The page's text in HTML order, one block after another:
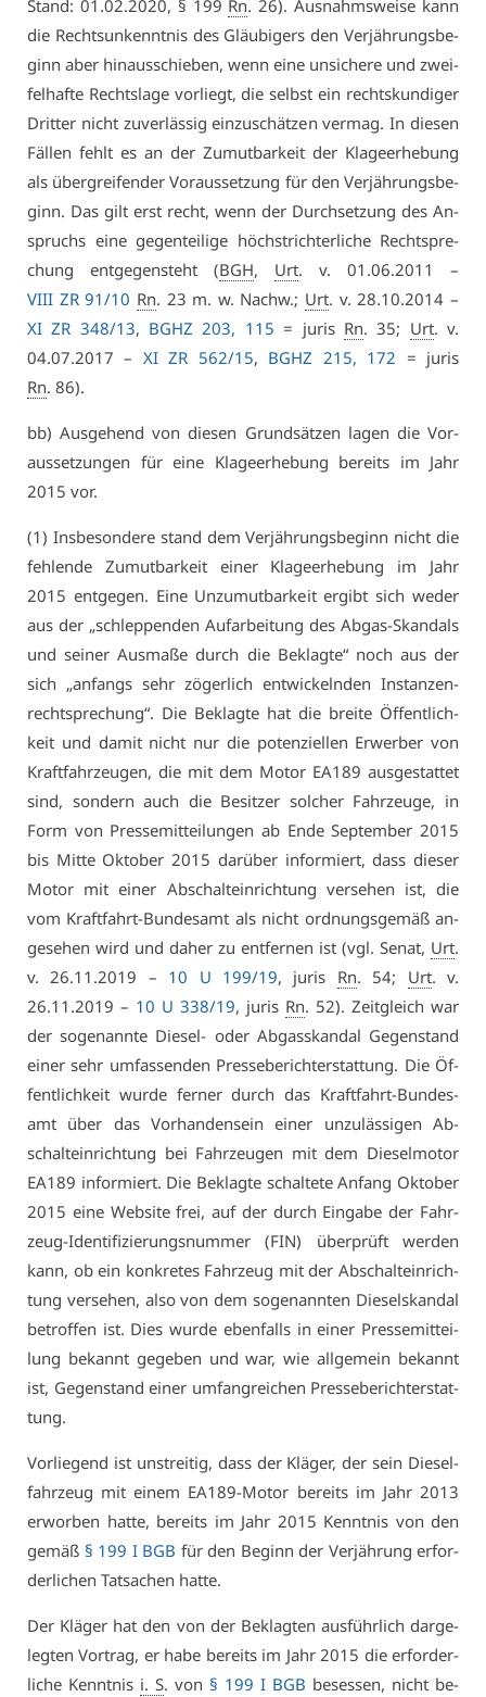
Stand: 01.02.2020, § 199 Rn. 26). Aus­nahms­wei­se kann
die Rechtsun­kennt­nis des Gläu­bi­gers den Ver­jäh­rungs­be­
ginn aber hin­aus­schie­ben, wenn ei­ne un­si­che­re und zwei­
fel­haf­te Rechts­la­ge vor­liegt, die selbst ein rechts­kun­di­ger
Drit­ter nicht zu­ver­läs­sig ein­zu­schät­zen ver­mag. In die­sen
Fäl­len fehlt es an der Zu­mut­bar­keit der Kla­ge­er­he­bung
als über­grei­fen­der Vor­aus­set­zung für den Ver­jäh­rungs­be­
ginn. Das gilt erst recht, wenn der Durch­set­zung des An­
spruchs ei­ne ge­gen­tei­li­ge höchst­rich­ter­li­che Recht­spre­
chung ent­ge­gen­steht (BGH, Urt. v. 01.06.2011 –
VI­II ZR 91/10 Rn. 23 m. w. Nachw.; Urt. v. 28.10.2014 –
XI ZR 348/13, BGHZ 203, 115 = ju­ris Rn. 35; Urt. v.
04.07.2017 – XI ZR 562/15, BGHZ 215, 172 = ju­ris
Rn. 86).
bb) Aus­ge­hend von die­sen Grund­sät­zen la­gen die Vor­
aus­set­zun­gen für ei­ne Kla­ge­er­he­bung be­reits im Jahr
2015 vor.
(1) Ins­be­son­de­re stand dem Ver­jäh­rungs­be­ginn nicht die
feh­len­de Zu­mut­bar­keit ei­ner Kla­ge­er­he­bung im Jahr
2015 ent­ge­gen. Ei­ne Un­zu­mut­bar­keit er­gibt sich we­der
aus der „schlep­pen­den Auf­ar­bei­tung des Ab­gas-Skan­dals
und sei­ner Aus­ma­ße durch die Be­klag­te“ noch aus der
sich „an­fangs sehr zö­ger­lich ent­wi­ckeln­den In­stan­zen­
recht­spre­chung“. Die Be­klag­te hat die brei­te Öf­fent­lich­
keit und da­mit nicht nur die po­ten­zi­el­len Er­wer­ber von
Kraft­fahr­zeu­gen, die mit dem Mo­tor EA189 aus­ge­stat­tet
sind, son­dern auch die Be­sit­zer sol­cher Fahr­zeu­ge, in
Form von Pres­se­mit­tei­lun­gen ab En­de Sep­tem­ber 2015
bis Mit­te Ok­to­ber 2015 dar­über in­for­miert, dass die­ser
Mo­tor mit ei­ner Ab­schalt­ein­rich­tung ver­se­hen ist, die
vom Kraft­fahrt-Bun­des­amt als nicht ord­nungs­ge­mäß an­
ge­se­hen wird und da­her zu ent­fer­nen ist (vgl. Se­nat, Urt.
v. 26.11.2019 – 10 U 199/19, ju­ris Rn. 54; Urt. v.
26.11.2019 – 10 U 338/19, ju­ris Rn. 52). Zeit­gleich war
der so­ge­nann­te Die­sel- oder Ab­gas­skan­dal Ge­gen­stand
ei­ner sehr um­fas­sen­den Pres­se­be­richt­er­stat­tung. Die Öf­
fent­lich­keit wur­de fer­ner durch das Kraft­fahrt-Bun­des­
amt über das Vor­han­den­sein ei­ner un­zu­läs­si­gen Ab­
schalt­ein­rich­tung bei Fahr­zeu­gen mit dem Die­sel­mo­tor
EA189 in­for­miert. Die Be­klag­te schal­te­te An­fang Ok­to­ber
2015 ei­ne Web­site frei, auf der durch Ein­ga­be der Fahr­
zeug-Iden­ti­fi­zie­rungs­num­mer (FIN) über­prüft wer­den
kann, ob ein kon­kre­tes Fahr­zeug mit der Ab­schalt­ein­rich­
tung ver­se­hen, al­so von dem so­ge­nann­ten Die­selskan­dal
be­trof­fen ist. Dies wur­de eben­falls in ei­ner Pres­se­mit­tei­
lung be­kannt ge­ge­ben und war, wie all­ge­mein be­kannt
ist, Ge­gen­stand ei­ner um­fang­rei­chen Pres­se­be­richt­er­stat­
tung.
Vor­lie­gend ist un­strei­tig, dass der Klä­ger, der sein Die­sel­
fahr­zeug mit ei­nem EA189-Mo­tor be­reits im Jahr 2013
er­wor­ben hat­te, be­reits im Jahr 2015 Kennt­nis von den
ge­mäß § 199 I BGB für den Be­ginn der Ver­jäh­rung er­for­
der­li­chen Tat­sa­chen hat­te.
Der Klä­ger hat den von der Be­klag­ten aus­führ­lich dar­ge­
leg­ten Vor­trag, er ha­be be­reits im Jahr 2015 die er­for­der­
li­che Kennt­nis i. S. von § 199 I BGB be­ses­sen, nicht be­